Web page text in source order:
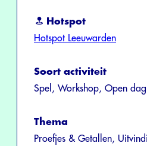
Hotspot
Hotspot Leeuwarden
Soort activiteit
Spel, Workshop, Open dag
Thema
Proefjes & Getallen,